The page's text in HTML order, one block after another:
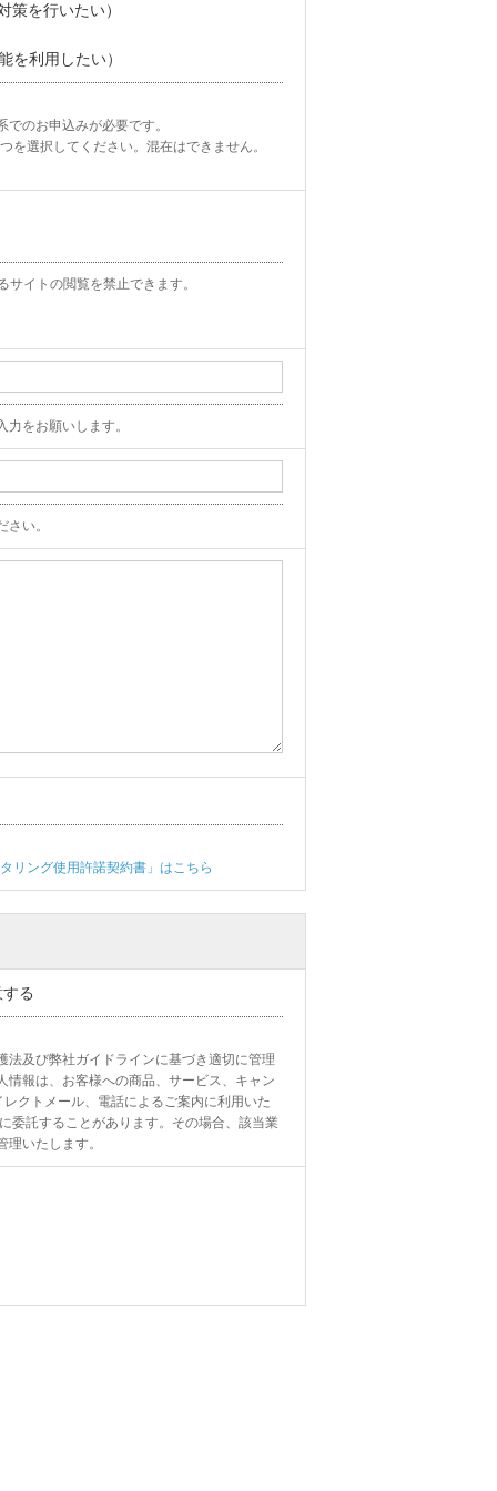
ただくことも可能です。
にログインします。
必要です。
いただけます。インストール完了
策を行いたい）
を利用したい）
のお申込みが必要です。
を選択してください。混在はできません。
イトの閲覧を禁止できます。​
をお願いします。
い。
リング使用許諾契約書」はこちら
る
法及び弊社ガイドラインに基づき適切に管理
情報は、お客様への商品、サービス、キャン
クトメール、電話によるご案内に利用いた
委託することがあります。その場合、該当業
いたします。